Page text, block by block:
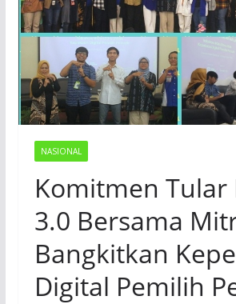
NASIONAL
Komitmen Tular
3.0 Bersama
Bangkitkan
Digital Pemilih